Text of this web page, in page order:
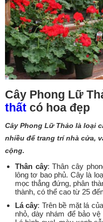
Cây Phong Lữ
thất có hoa đẹp
Cây Phong Lữ Thảo là loại
nhiều để trang trí nhà cửa,
cộng.
Thân cây: Thân cây
lông tơ bao phủ. Cây là
mọc thẳng đứng, phân
thành, có thể cao từ 25
Lá cây: Trên bề mặt lá
nhỏ, dày nhám để bảo